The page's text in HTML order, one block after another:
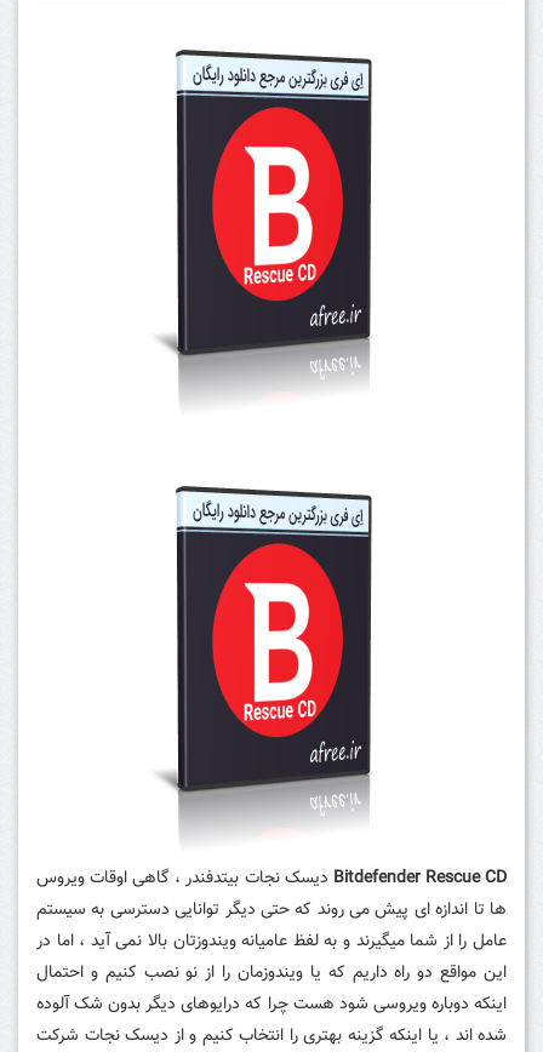
Bitdefender Rescue CD دیسک نجات بیتدفندر ، گاهی اوقات ویروس
ها تا اندازه ای پیش می روند که حتی دیگر توانایی دسترسی به سیستم
عامل را از شما میگیرند و به لفظ عامیانه ویندوزتان بالا نمی آید ، اما در
این مواقع دو راه داریم که یا ویندوزمان را از نو نصب کنیم و احتمال
اینکه دوباره ویروسی شود هست چرا که درایوهای دیگر بدون شک آلوده
شده اند ، یا اینکه گزینه بهتری را انتخاب کنیم و از دیسک نجات شرکت